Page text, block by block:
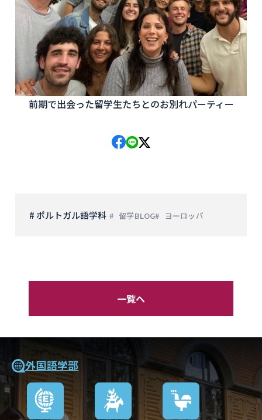
前期で出会った留学生たちとのお別れパーティー
# ポルトガル語学科 留学BLOG ヨーロッパ
一覧へ
外国語学部